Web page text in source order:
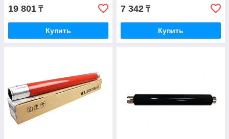
19 801 ₸
Купить
7 342 ₸
Купить